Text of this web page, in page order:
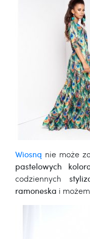
Wiosną nie może
pastelowych
codziennych
ramoneska i